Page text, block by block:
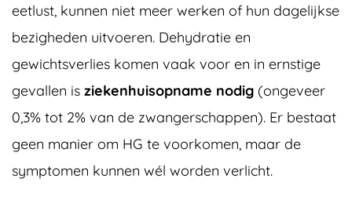
eetlust, kunnen niet meer werken of hun dagelijkse
bezigheden uitvoeren. Dehydratie en
gewichtsverlies komen vaak voor en in ernstige
gevallen is ziekenhuisopname nodig (ongeveer
0,3% tot 2% van de zwangerschappen). Er bestaat
geen manier om HG te voorkomen, maar de
symptomen kunnen wél worden verlicht.